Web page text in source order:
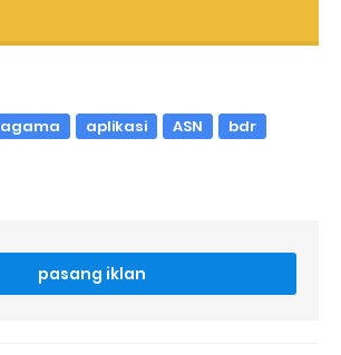
agama aplikasi ASN bdr
pasang iklan